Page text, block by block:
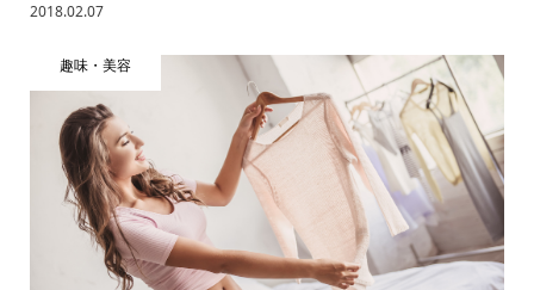
2018.02.07
趣味・美容